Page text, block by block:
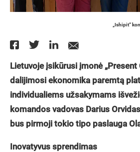
„Ishipit“
Lietuvoje įsikūrusi įmonė „Present
dalijimosi ekonomika paremtą
individualiems užsakymams
komandos vadovas Darius
bus pirmoji tokio tipo paslauga
Inovatyvus sprendimas